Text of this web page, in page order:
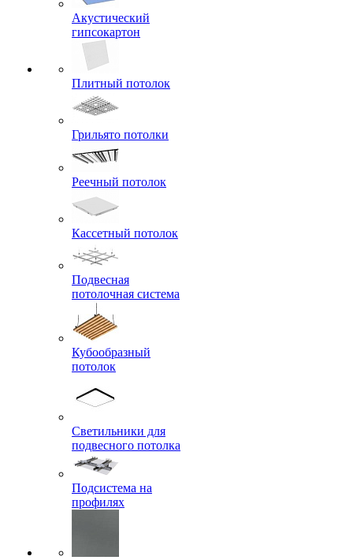
Акустический
гипсокартон
Плитный потолок
Грильято потолки
Реечный потолок
Кассетный потолок
Подвесная
потолочная система
Кубообразный
потолок
Светильники для
подвесного потолка
Подсистема на
профилях